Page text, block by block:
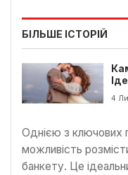
БІЛЬШЕ ІСТОРІЙ
4
Однією з ключових
можливість
банкету. Це